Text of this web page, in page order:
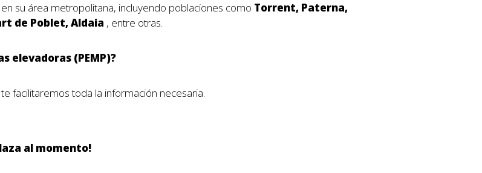
su área metropolitana, incluyendo poblaciones como Torrent, Paterna,
de Poblet, Aldaia , entre otras.
elevadoras (PEMP)?
facilitaremos toda la información necesaria.
al momento!